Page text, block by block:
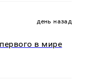
день назад
в мире